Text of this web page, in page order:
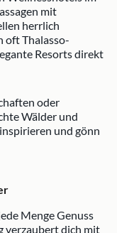
mit
herrlich
oft Thalasso-
Resorts direkt
oder
Wälder und
und gönn
Menge Genuss
verzaubert dich mit